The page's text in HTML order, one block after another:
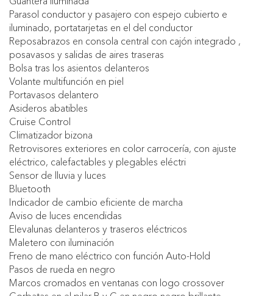
Parasol conductor y pasajero con espejo cubierto e
iluminado, portatarjetas en el del conductor
Reposabrazos en consola central con cajón integrado ,
posavasos y salidas de aires traseras
Bolsa tras los asientos delanteros
Volante multifunción en piel
Portavasos delantero
Asideros abatibles
Cruise Control
Climatizador bizona
Retrovisores exteriores en color carrocería, con ajuste
eléctrico, calefactables y plegables eléctri
Sensor de lluvia y luces
Bluetooth
Indicador de cambio eficiente de marcha
Aviso de luces encendidas
Elevalunas delanteros y traseros eléctricos
Maletero con iluminación
Freno de mano eléctrico con función Auto-Hold
Pasos de rueda en negro
Marcos cromados en ventanas con logo crossover